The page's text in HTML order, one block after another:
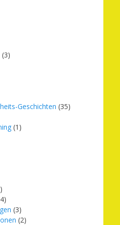
(3)
Geschichten (35)
(1)
(3)
(2)